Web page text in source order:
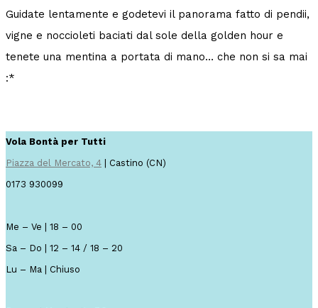
Guidate lentamente e godetevi il panorama fatto di pendii,
vigne e noccioleti baciati dal sole della golden hour e
tenete una mentina a portata di mano… che non si sa mai
:*
Vola Bontà per Tutti
Piazza del Mercato, 4 | Castino (CN)
0173 930099
Me – Ve | 18 – 00
Sa – Do | 12 – 14 / 18 – 20
Lu – Ma | Chiuso